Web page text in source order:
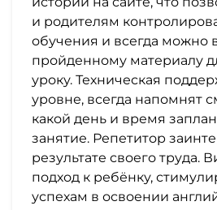
и родителям
обучения и всегда можно
пройденному материалу
уроку. Техническая
уровне, всегда напомнят
какой день и время
занятие. Репетитор
результате своего труда.
подход к ребёнку,
успехам в освоении